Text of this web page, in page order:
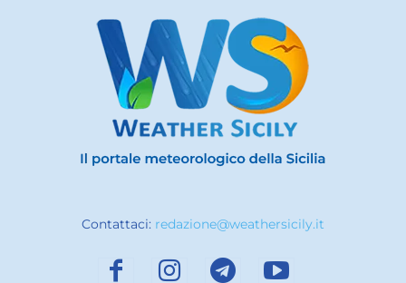
Contattaci: redazione@weathersicily.it